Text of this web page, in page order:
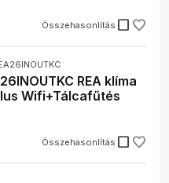
Összehasonlítás check_box_outline_blank
REA klíma
Wifi+Tálcafűtés
Összehasonlítás check_box_outline_blank